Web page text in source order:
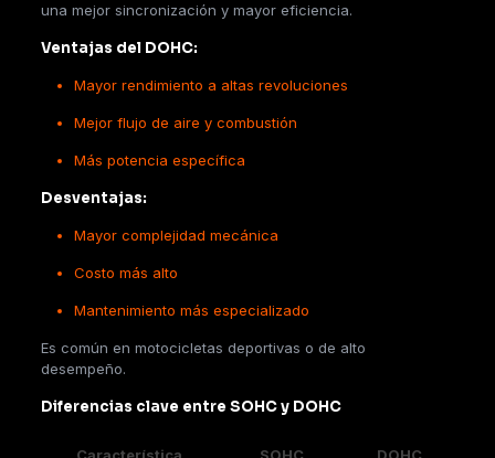
una mejor sincronización y mayor eficiencia.
Ventajas del DOHC:
Mayor rendimiento a altas revoluciones
Mejor flujo de aire y combustión
Más potencia específica
Desventajas:
Mayor complejidad mecánica
Costo más alto
Mantenimiento más especializado
Es común en motocicletas deportivas o de alto
desempeño.
Diferencias clave entre SOHC y DOHC